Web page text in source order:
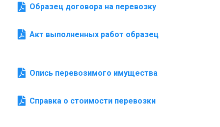
Образец договора на перевозку
Акт выполненных работ образец
Опись перевозимого имущества
Справка о стоимости перевозки